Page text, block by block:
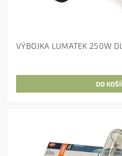
VÝBOJKA LUMATEK 250W